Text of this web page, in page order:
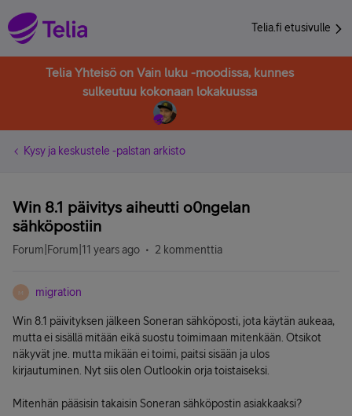
Telia.fi etusivulle
Telia Yhteisö on Vain luku -moodissa, kunnes
sulkeutuu kokonaan lokakuussa
Kysy ja keskustele -palstan arkisto
Win 8.1 päivitys aiheutti o0ngelan
sähköpostiin
Forum|Forum|11 years ago 2 kommenttia
M migration
Win 8.1 päivityksen jälkeen Soneran sähköposti, jota käytän aukeaa,
mutta ei sisällä mitään eikä suostu toimimaan mitenkään. Otsikot
näkyvät jne. mutta mikään ei toimi, paitsi sisään ja ulos
kirjautuminen. Nyt siis olen Outlookin orja toistaiseksi.
Mitenhän pääsisin takaisin Soneran sähköpostin asiakkaaksi?